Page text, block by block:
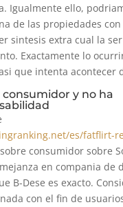
Igualmente ello,
de las propiedades
sintesis extra cual la
Exactamente lo
que intenta acontecer
consumidor y no ha
es/fatflirt-
consumidor sobre
en compania de
B-Dese es exacto.
con el fin de